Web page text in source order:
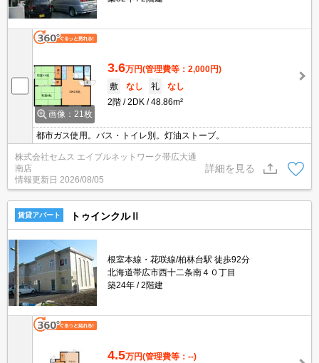
画像：21枚
3.6万円(管理費等：2,000円)
敷
なし 礼
なし
2階
2DK 48.86m²
都市ガス使用。バス・トイレ別。灯油ストーブ。
株式会社セムス エイブルネットワーク帯広大通
南店
情報更新日 2026/08/05
詳細を見る
賃貸アパート トゥインクルⅡ
根室本線・花咲線/柏林台駅 徒歩92分
北海道帯広市西十二条南４０丁目
築24年
2階建
4.5万円(管理費等：--)